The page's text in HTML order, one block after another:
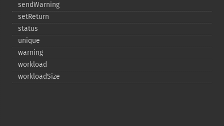
sendWarning
setReturn
status
unique
warning
workload
workloadSize